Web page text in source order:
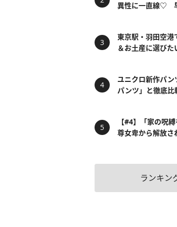
異性に一直線♡
東京駅・羽田空
＆お土産に選びた
ユニクロ新作パ
パンツ」と徹底比
【#4】「家の呪
尊女卑から解放さ
ランキン